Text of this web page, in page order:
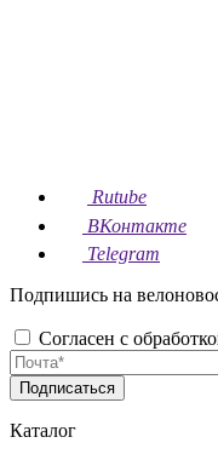
Rutube
ВКонтакте
Telegram
Подпишись на
Согласен с
Подписаться
Каталог